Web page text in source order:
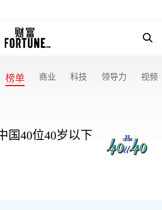
榜单 商业 科技 领导力 视频
国40位40岁以下